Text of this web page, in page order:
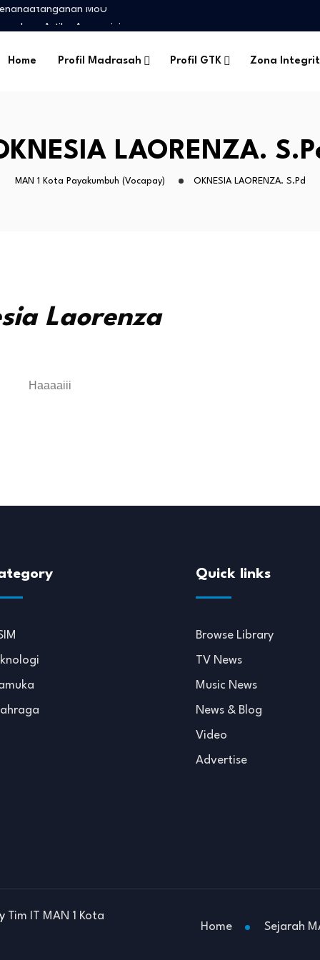
MoU
Artika Anggraini
Home Profil Madrasah Profil GTK Zona
LAORENZA.
MAN 1 Kota Payakumbuh (Vocapay) OKNESIA LAORENZA. S.Pd
Laorenza
Haaaaiii
Quick links
Browse Library
TV News
Music News
News & Blog
Video
Advertise
Tim IT MAN 1 Kota
Home
Sejarah